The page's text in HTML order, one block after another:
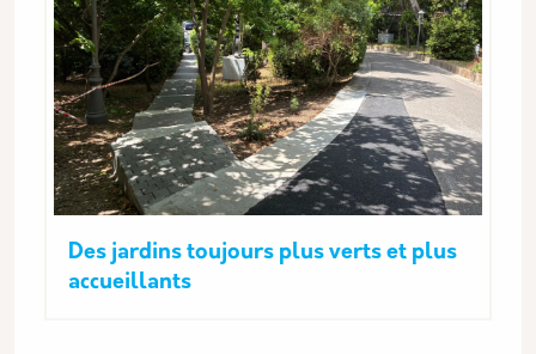
Des jardins toujours plus verts et plus
accueillants